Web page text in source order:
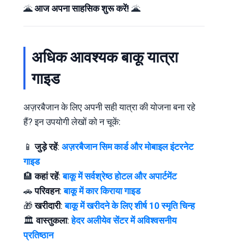
🌋आज अपना साहसिक शुरू करें! 🌋
अधिक आवश्यक बाकू यात्रा
गाइड
अज़रबैजान के लिए अपनी सही यात्रा की योजना बना रहे
हैं? इन उपयोगी लेखों को न चूकें:
📱जुड़े रहें: अज़रबैजान सिम कार्ड और मोबाइल इंटरनेट
गाइड
🏨कहां रहें:बाकू में सर्वश्रेष्ठ होटल और अपार्टमेंट
🚗परिवहन:बाकू में कार किराया गाइड
🎁खरीदारी:बाकू में खरीदने के लिए शीर्ष 10 स्मृति चिन्ह
🏛️वास्तुकला:हेदर अलीयेव सेंटर में अविश्वसनीय
प्रतिष्ठान